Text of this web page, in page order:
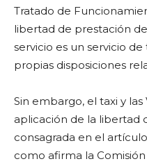
Tratado de
libertad de prestación
servicio es un servicio
propias disposiciones
Sin embargo, el taxi y
aplicación de la libertad
consagrada en el
como afirma la